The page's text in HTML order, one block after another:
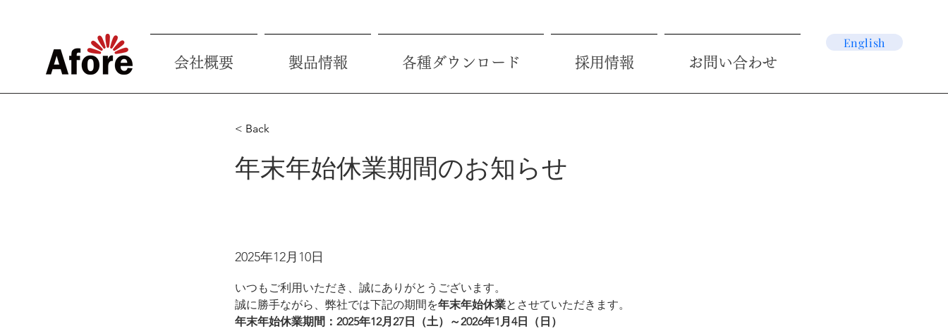
会社概要 製品情報 各種ダウンロード 採用情報 お問い合わせ
English
< Back
年末年始休業期間のお知らせ
2025年12月10日
いつもご利用いただき、誠にありがとうございます。
誠に勝手ながら、弊社では下記の期間を年末年始休業とさせていただきます。
年末年始休業期間：2025年12月27日（土）～2026年1月4日（日）